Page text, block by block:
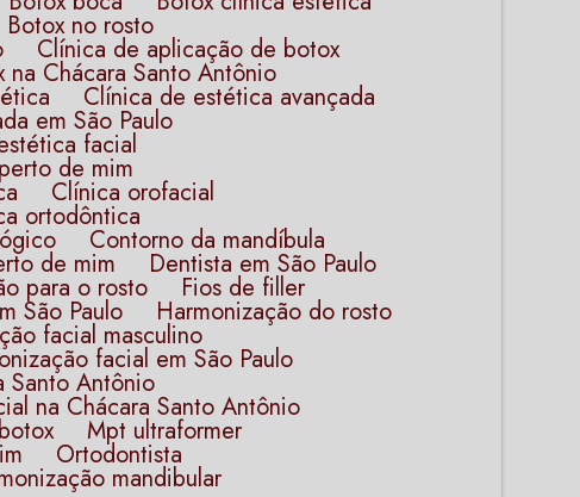
Botox no rosto
Clínica de aplicação de botox
na Chácara Santo Antônio
Clínica de estética avançada
em São Paulo
estética facial
de mim
Clínica orofacial
ortodôntica
Contorno da mandíbula
de mim​ Dentista em São Paulo
para o rosto Fios de filler
São Paulo Harmonização do rosto
facial masculino
facial em São Paulo
Santo Antônio
na Chácara Santo Antônio
Mpt ultraformer
Ortodontista​
mandibular